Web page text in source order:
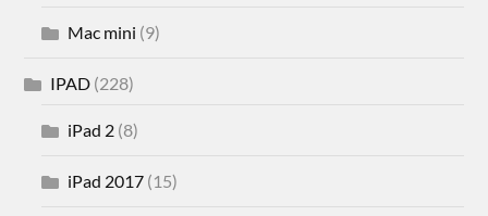
Mac mini (9)
IPAD (228)
iPad 2 (8)
iPad 2017 (15)